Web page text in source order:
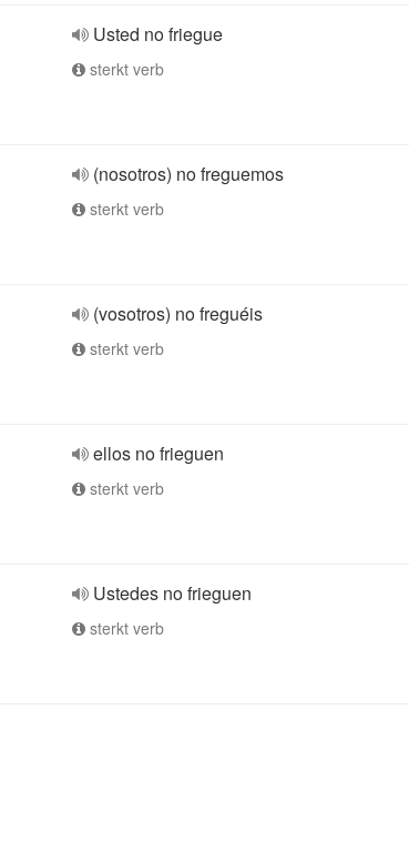
Usted no friegue
sterkt verb
(nosotros) no freguemos
sterkt verb
(vosotros) no freguéis
sterkt verb
ellos no frieguen
sterkt verb
Ustedes no frieguen
sterkt verb